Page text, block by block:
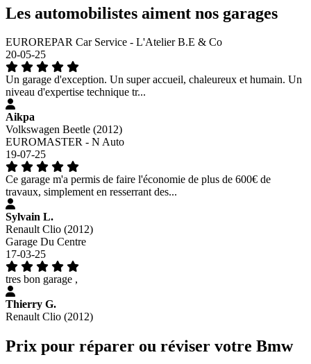
Les automobilistes aiment nos garages
EUROREPAR Car Service - L'Atelier B.E & Co
20-05-25
Un garage d'exception. Un super accueil, chaleureux et humain. Un
niveau d'expertise technique tr...
Aikpa
Volkswagen Beetle (2012)
EUROMASTER - N Auto
19-07-25
Ce garage m'a permis de faire l'économie de plus de 600€ de
travaux, simplement en resserrant des...
Sylvain L.
Renault Clio (2012)
Garage Du Centre
17-03-25
tres bon garage ,
Thierry G.
Renault Clio (2012)
Prix pour réparer ou réviser votre Bmw